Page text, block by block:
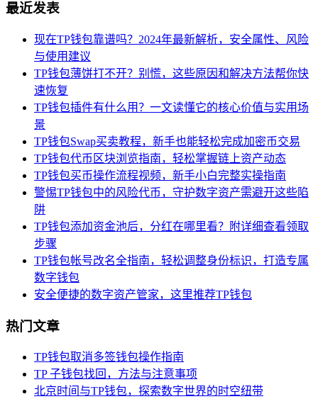
最近发表
现在TP钱包靠谱吗？2024年最新解析，安全属性、风险
与使用建议
TP钱包薄饼打不开？别慌，这些原因和解决方法帮你快
速恢复
TP钱包插件有什么用？一文读懂它的核心价值与实用场
景
TP钱包Swap买卖教程，新手也能轻松完成加密币交易
TP钱包代币区块浏览指南，轻松掌握链上资产动态
TP钱包买币操作流程视频，新手小白完整实操指南
警惕TP钱包中的风险代币，守护数字资产需避开这些陷
阱
TP钱包添加资金池后，分红在哪里看？附详细查看领取
步骤
TP钱包帐号改名全指南，轻松调整身份标识，打造专属
数字钱包
安全便捷的数字资产管家，这里推荐TP钱包
热门文章
TP钱包取消多签钱包操作指南
TP 子钱包找回，方法与注意事项
北京时间与TP钱包，探索数字世界的时空纽带